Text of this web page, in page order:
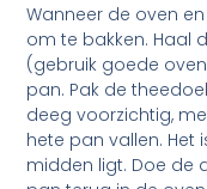
Wanneer de oven
om te bakken. Haal
(gebruik goede
pan. Pak de
deeg voorzichtig,
hete pan vallen. Het
midden ligt. Doe de